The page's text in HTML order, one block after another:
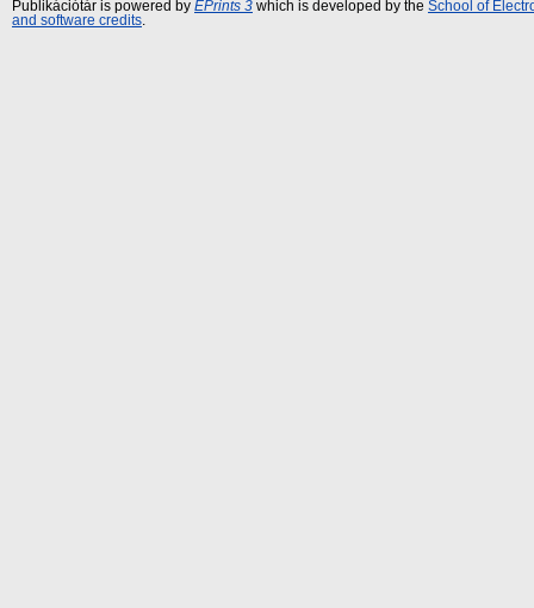
Publikációtár is powered by EPrints 3 which is developed by the School of
and software credits